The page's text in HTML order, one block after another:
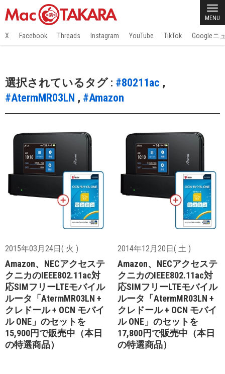
MENU
X Facebook Threads Instagram YouTube TikTok Googleニ
選択されているタグ : #80211ac ,
#AtermMR03LN , #Amazon
2015年03月24日( 火 )
Amazon、NECアクセステ
クニカのIEEE802.11ac対
応SIMフリーLTEモバイル
ルータ「AtermMR03LN +
クレドール + OCN モバイ
ル ONE」のセットを
15,900円で販売中（本日
の特選商品）
2014年12月20日( 土 )
Amazon、NECアクセステ
クニカのIEEE802.11ac対
応SIMフリーLTEモバイル
ルータ「AtermMR03LN +
クレドール + OCN モバイ
ル ONE」のセットを
17,800円で販売中（本日
の特選商品）